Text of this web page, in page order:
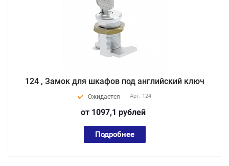
124 , Замок для шкафов под английский ключ
Ожидается Арт. 124
от 1097,1 рублей
Подробнее